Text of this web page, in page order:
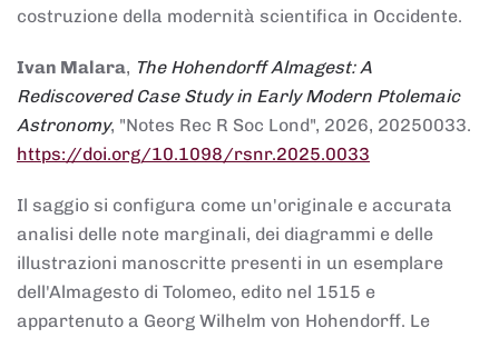
costruzione della modernità scientifica in Occidente.
Ivan Malara, The Hohendorff Almagest: A
Rediscovered Case Study in Early Modern Ptolemaic
Astronomy, "Notes Rec R Soc Lond", 2026, 20250033.
https://doi.org/10.1098/rsnr.2025.0033
Il saggio si configura come un'originale e accurata
analisi delle note marginali, dei diagrammi e delle
illustrazioni manoscritte presenti in un esemplare
dell'Almagesto di Tolomeo, edito nel 1515 e
appartenuto a Georg Wilhelm von Hohendorff. Le